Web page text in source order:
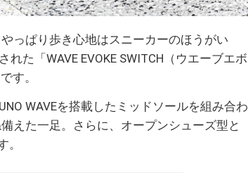
っぱり歩き心地はスニーカーのほうがい
た「WAVE EVOKE SWITCH（ウエーブエボ
す。
WAVEを搭載したミッドソールを組み合わ
えた一足。さらに、オープンシューズ型と
。